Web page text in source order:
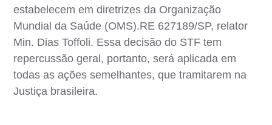
estabelecem em diretrizes da Organização
Mundial da Saúde (OMS).RE 627189/SP, relator
Min. Dias Toffoli. Essa decisão do STF tem
repercussão geral, portanto, será aplicada em
todas as ações semelhantes, que tramitarem na
Justiça brasileira.